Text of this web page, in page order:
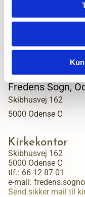
Fredens Sogn,
Skibhusvej 162
5000 Odense C
Kirkekontor
Skibhusvej 162
5000 Odense C
tlf.: 66 12 87 01
e-mail:
Send sikker mail til